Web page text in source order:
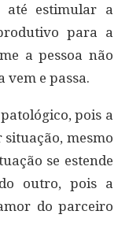
até estimular a
para a
a pessoa não
vem e passa.
pois a
situação, mesmo
se estende
outro, pois a
do parceiro